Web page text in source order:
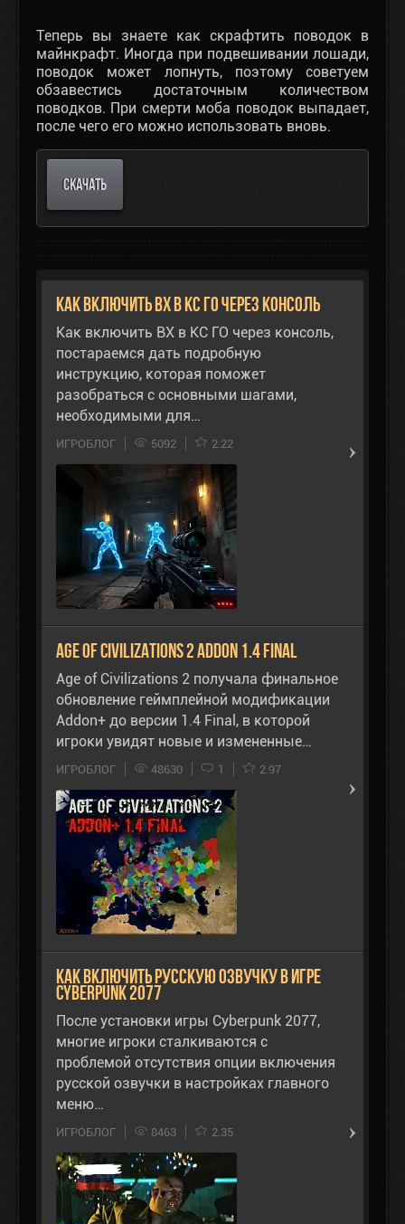
Теперь вы знаете как скрафтить поводок в
майнкрафт. Иногда при подвешивании лошади,
поводок может лопнуть, поэтому советуем
обзавестись достаточным количеством
поводков. При смерти моба поводок выпадает,
после чего его можно использовать вновь.
СКАЧАТЬ
Как включить ВХ в КС ГО через консоль
Как включить ВХ в КС ГО через консоль,
постараемся дать подробную
инструкцию, которая поможет
разобраться с основными шагами,
необходимыми для…
ИГРОБЛОГ 5092 2.22
Age of Civilizations 2 Addon 1.4 final
Age of Civilizations 2 получала финальное
обновление геймплейной модификации
Addon+ до версии 1.4 Final, в которой
игроки увидят новые и измененные…
ИГРОБЛОГ 48630 1 2.97
Как включить русскую озвучку в игре
Cyberpunk 2077
После установки игры Cyberpunk 2077,
многие игроки сталкиваются с
проблемой отсутствия опции включения
русской озвучки в настройках главного
меню…
ИГРОБЛОГ 8463 2.35